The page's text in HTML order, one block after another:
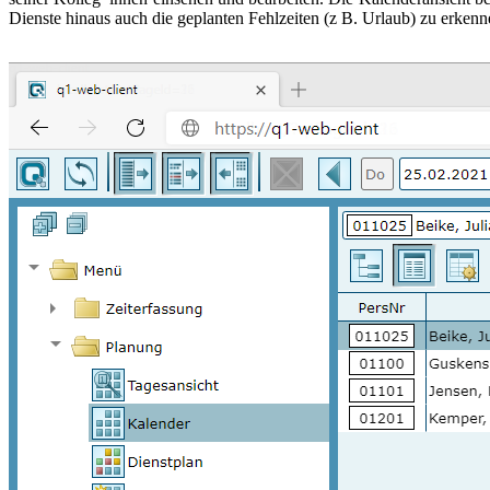
Dienste hinaus auch die geplanten Fehlzeiten (z B. Urlaub) zu